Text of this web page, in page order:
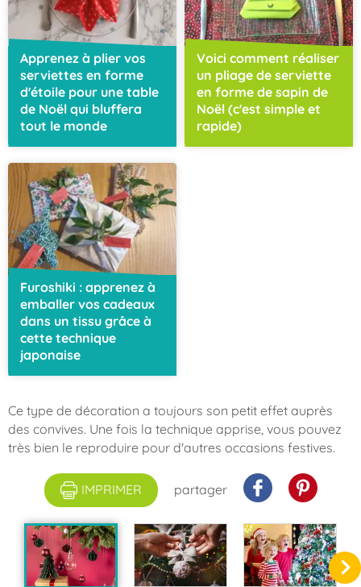
Apprenez à plier vos
serviettes en forme
d'étoile pour une table
de Noël qui bluffera
tout le monde
Voici comment réaliser
un pliage de serviette
en forme de sapin de
Noël (c'est simple et
rapide)
Furoshiki : apprenez à
emballer vos cadeaux
dans un tissu grâce à
cette technique
japonaise
Ce type de décoration a toujours son petit effet auprès
des convives. Une fois la technique apprise, vous pouvez
très bien le reproduire pour d'autres occasions festives.
IMPRIMER partager